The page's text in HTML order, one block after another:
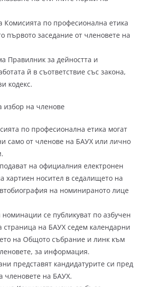
Комисията по професионална етика
първото заседание от членовете на
Правилник за дейността и
й в съответствие със закона,
кодекс.
избор на членове
по професионална етика могат
само от членове на БАУХ или лично
на официалния електронен
хартиен носител в седалището на
на номинираното лице
се публикуват по азбучен
страница на БАУХ седем календарни
на Общото събрание и линк към
за информация.
представят кандидатурите си пред
членовете на БАУХ.